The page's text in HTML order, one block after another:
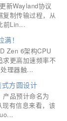
新Wayland协议
制传输过程，从
前Lin...
！
Zen 6架构CPU
更高加速频率不
理器触...
方圆设计
品预计命名为
有信息来看，该